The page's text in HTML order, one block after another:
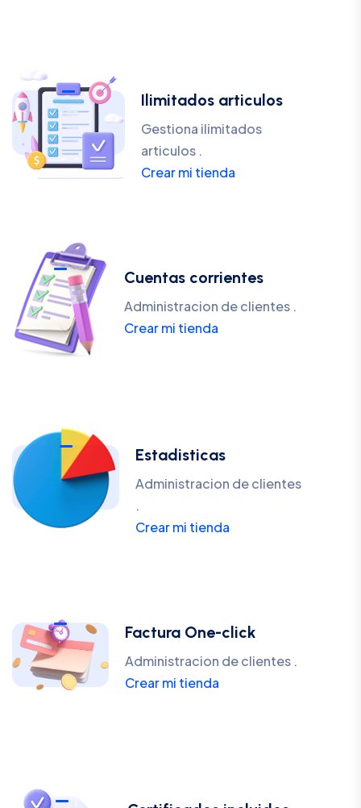
Ilimitados articulos
Gestiona ilimitados
articulos .
Crear mi tienda
Cuentas corrientes
Administracion de clientes .
Crear mi tienda
Estadisticas
Administracion de clientes
.
Crear mi tienda
Factura One-click
Administracion de clientes .
Crear mi tienda